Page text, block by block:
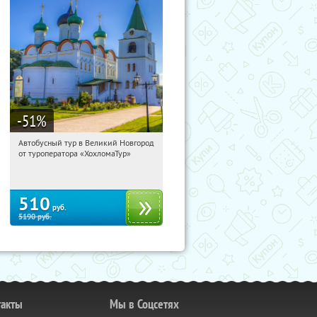
-51%
10:23:15 Купили:2
Автобусный тур в Великий Новгород
от туроператора «ХохломаТур»
510 руб.
5190руб.
Мы в Соцсетях